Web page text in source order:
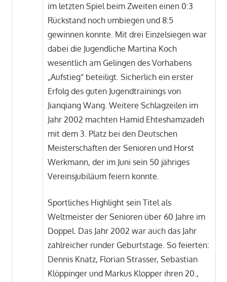
im letzten Spiel beim Zweiten einen 0:3
Rückstand noch umbiegen und 8:5
gewinnen konnte. Mit drei Einzelsiegen war
dabei die Jugendliche Martina Koch
wesentlich am Gelingen des Vorhabens
„Aufstieg“ beteiligt. Sicherlich ein erster
Erfolg des guten Jugendtrainings von
Jianqiang Wang. Weitere Schlagzeilen im
Jahr 2002 machten Hamid Ehteshamzadeh
mit dem 3. Platz bei den Deutschen
Meisterschaften der Senioren und Horst
Werkmann, der im Juni sein 50 jähriges
Vereinsjubiläum feiern konnte.
Sportliches Highlight sein Titel als
Weltmeister der Senioren über 60 Jahre im
Doppel. Das Jahr 2002 war auch das Jahr
zahlreicher runder Geburtstage. So feierten:
Dennis Knatz, Florian Strasser, Sebastian
Klöppinger und Markus Klopper ihren 20.,